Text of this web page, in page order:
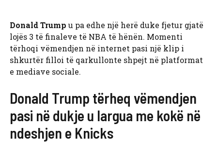
Donald Trump u pa edhe një herë duke fjetur gjatë
lojës 3 të finaleve të NBA të hënën. Momenti
tërhoqi vëmendjen në internet pasi një klip i
shkurtër filloi të qarkullonte shpejt në platformat
e mediave sociale.
Donald Trump tërheq vëmendjen
pasi në dukje u largua me kokë në
ndeshjen e Knicks